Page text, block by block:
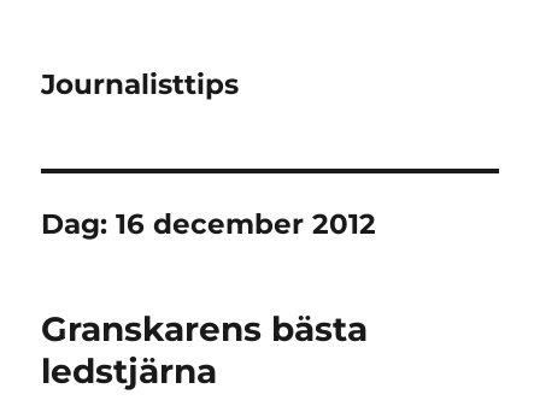
Journalisttips
Dag:16 december 2012
Granskarens bästa
ledstjärna